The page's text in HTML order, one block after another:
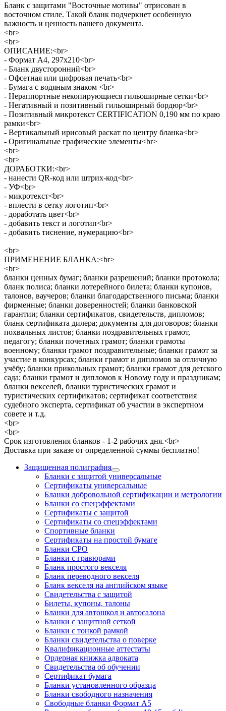
Бланк с защитами "Восточные мотивы" отрисован в
восточном стиле. Такой бланк подчеркнет особенную
важность и ценность вашего документа.
<br>
<br>
ОПИСАНИЕ:<br>
- Формат А4, 297х210<br>
- Бланк двусторонний<br>
- Офсетная или цифровая печать<br>
- Бумага с водяным знаком <br>
- Нераппортные некопирующиеся гильоширные сетки<br>
- Негативный и позитивный гильоширный бордюр<br>
- Позитивный микротекст CERTIFICATION 0,190 мм по краю
рамки<br>
- Вертикальный ирисовый раскат по центру бланка<br>
- Оригинальные графические элементы<br>
<br>
<br>
ДОРАБОТКИ:<br>
- нанести QR-код или штрих-код<br>
- УФ<br>
- микротекст<br>
- вплести в сетку логотип<br>
- доработать цвет<br>
- добавить текст и логотип<br>
- добавить тиснение, нумерацию<br>
<br>
ПРИМЕНЕНИЕ БЛАНКА:<br>
<br>
бланки ценных бумаг; бланки разрешений; бланки протокола;
бланк полиса; бланки лотерейного билета; бланки купонов,
талонов, ваучеров; бланки благодарственного письма; бланки
фирменные; бланки доверенностей; бланки банковской
гарантии; бланки сертификатов, свидетельств, дипломов;
бланк сертификата дилера; документы для договоров; бланки
похвальных листов; бланки поздравительных грамот,
педагогу; бланки почетных грамот; бланки грамоты
военному; бланки грамот поздравительные; бланки грамот за
участие в конкурсах; бланки грамот и дипломов за отличную
учёбу; бланки прикольных грамот; бланки грамот для детского
сада; бланки грамот и дипломов к Новому году и праздникам;
бланки векселей, бланки туристических грамот и
туристических сертификатов; сертификат соответствия
судебного эксперта, сертификат об участии в экспертном
совете и т.д.
<br>
<br>
Срок изготовления бланков - 1-2 рабочих дня.<br>
Доставка при заказе от определенной суммы бесплатно!
Защищенная полиграфия
Бланки с защитой универсальные
Сертификаты универсальные
Бланки добровольной сертификации и метрологии
Бланки со спецэффектами
Сертификаты с защитой
Сертификаты со спецэффектами
Спортивные бланки
Cертификаты на простой бумаге
Бланки СРО
Бланки с гравюрами
Бланк простого векселя
Бланк переводного векселя
Бланк векселя на английском языке
Свидетельства с защитой
Билеты, купоны, талоны
Бланки для автошкол и автосалона
Бланки с защитной сеткой
Бланки с тонкой рамкой
Бланки свидетельства о поверке
Квалификационные аттестаты
Ордерная книжка адвоката
Свидетельства об обучении
Сертификат бумага
Бланки установленного образца
Бланки свободного назначения
Свободные бланки Формат А5